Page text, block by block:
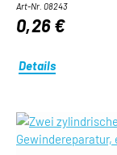
Art-Nr. 08243
0,26 €
Details